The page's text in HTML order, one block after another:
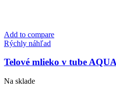
Add to compare
Rýchly náhľad
Telové mlieko v tube
Na sklade